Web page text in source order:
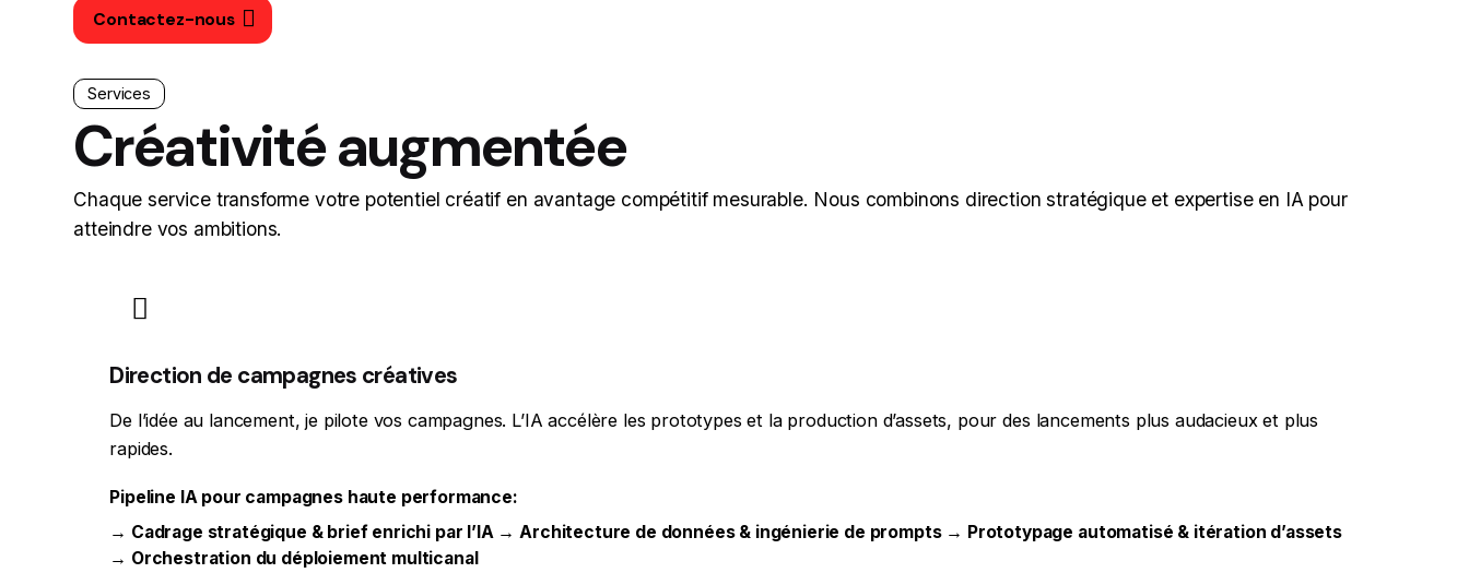
Contactez-nous
Services
Créativité augmentée
Chaque service transforme votre potentiel créatif en avantage compétitif mesurable. Nous combinons direction stratégique et expertise en IA pour
atteindre vos ambitions.
Direction de campagnes créatives
De l’idée au lancement, je pilote vos campagnes. L’IA accélère les prototypes et la production d’assets, pour des lancements plus audacieux et plus
rapides.
Pipeline IA pour campagnes haute performance:
→ Cadrage stratégique & brief enrichi par l’IA → Architecture de données & ingénierie de prompts → Prototypage automatisé & itération d’assets
→ Orchestration du déploiement multicanal